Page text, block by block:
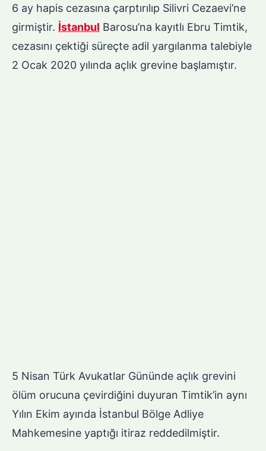
6 ay hapis cezasına çarptırılıp Silivri Cezaevi’ne
girmiştir. İstanbul Barosu’na kayıtlı Ebru Timtik,
cezasını çektiği süreçte adil yargılanma talebiyle
2 Ocak 2020 yılında açlık grevine başlamıştır.
5 Nisan Türk Avukatlar Gününde açlık grevini
ölüm orucuna çevirdiğini duyuran Timtik’in aynı
Yılın Ekim ayında İstanbul Bölge Adliye
Mahkemesine yaptığı itiraz reddedilmiştir.